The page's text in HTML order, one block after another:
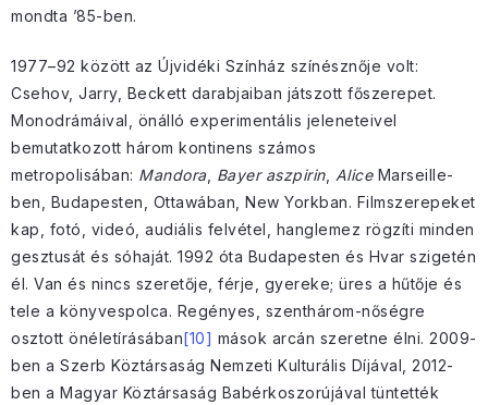
mondta ’85-ben.
1977–92 között az Újvidéki Színház színésznője volt:
Csehov, Jarry, Beckett darabjaiban játszott főszerepet.
Monodrámáival, önálló experimentális jeleneteivel
bemutatkozott három kontinens számos
metropolisában: Mandora, Bayer aszpirin, AliceMarseille-
ben, Budapesten, Ottawában, New Yorkban. Filmszerepeket
kap, fotó, videó, audiális felvétel, hanglemez rögzíti minden
gesztusát és sóhaját. 1992 óta Budapesten és Hvar szigetén
él. Van és nincs szeretője, férje, gyereke; üres a hűtője és
tele a könyvespolca. Regényes, szenthárom-nőségre
osztott önéletírásában[10] mások arcán szeretne élni. 2009-
ben a Szerb Köztársaság Nemzeti Kulturális Díjával, 2012-
ben a Magyar Köztársaság Babérkoszorújával tüntették